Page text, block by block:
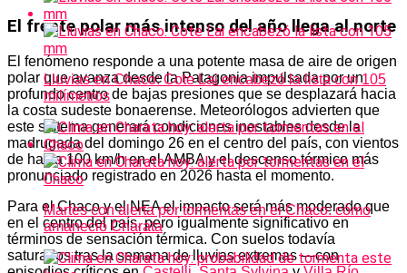
El frente polar más intenso del año llega al norte
El fenómeno responde a una potente masa de aire de origen
polar que avanza desde la Patagonia impulsada por un
profundo centro de bajas presiones que se desplazará hacia
la costa sudeste bonaerense. Meteorólogos advierten que
este sistema generará condiciones inestables desde la
madrugada del domingo 26 en el centro del país, con vientos
de hasta 100 km/h en el AMBA y el descenso térmico más
pronunciado registrado en 2026 hasta el momento.
Para el Chaco y el NEA el impacto será más moderado que
en el centro del país, pero igualmente significativo en
términos de sensación térmica. Con suelos todavía
saturados tras la semana de lluvias extremas —con
Lluvias en Chaco: Cote Lai encabezó la lista con 105
milímetros
Martes con alerta por tormentas en el Chaco: cómo
amaneció Charata